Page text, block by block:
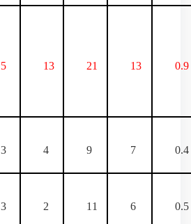
5 13 21 13 0.9
3 4 9 7 0.4
3 2 11 6 0.5